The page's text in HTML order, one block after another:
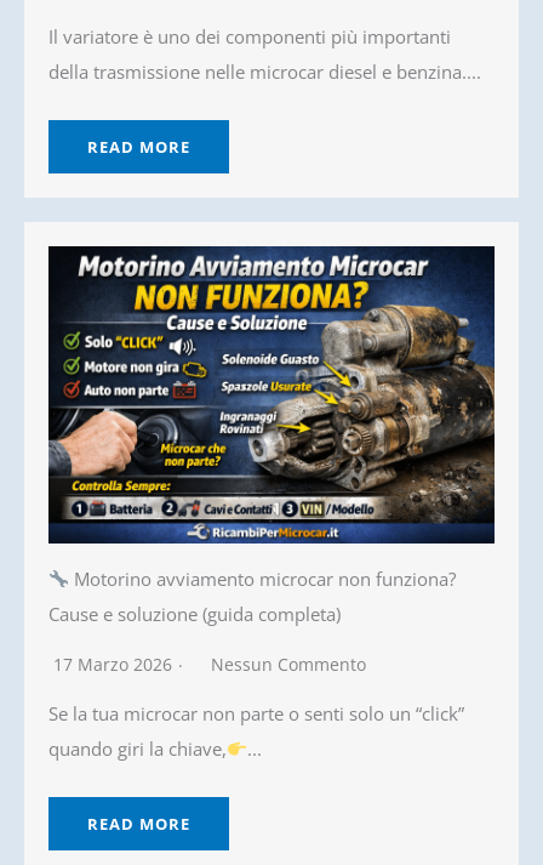
Il variatore è uno dei componenti più importanti
della trasmissione nelle microcar diesel e benzina....
READ MORE
Motorino avviamento microcar non funziona?
Cause e soluzione (guida completa)
17 Marzo 2026 Nessun Commento
Se la tua microcar non parte o senti solo un “click”
quando giri la chiave,
...
READ MORE